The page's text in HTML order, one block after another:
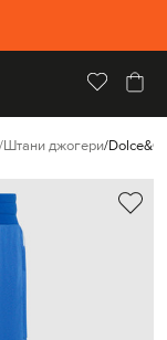
Штани джогери